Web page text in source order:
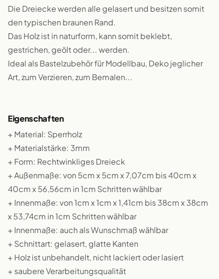
Die Dreiecke werden alle gelasert und besitzen somit
den typischen braunen Rand.
Das Holz ist in naturform, kann somit beklebt,
gestrichen, geölt oder... werden.
Ideal als Bastelzubehör für Modellbau, Deko jeglicher
Art, zum Verzieren, zum Bemalen...
Eigenschaften
+ Material: Sperrholz
+ Materialstärke: 3mm
+ Form: Rechtwinkliges Dreieck
+ Außenmaße: von 5cm x 5cm x 7,07cm bis 40cm x
40cm x 56,56cm in 1cm Schritten wählbar
+ Innenmaße: von 1cm x 1cm x 1,41cm bis 38cm x 38cm
x 53,74cm in 1cm Schritten wählbar
+ Innenmaße: auch als Wunschmaß wählbar
+ Schnittart: gelasert, glatte Kanten
+ Holz ist unbehandelt, nicht lackiert oder lasiert
+ saubere Verarbeitungsqualität